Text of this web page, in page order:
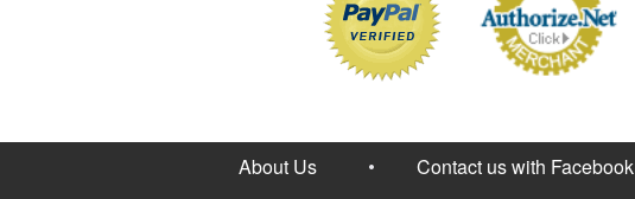
About Us Contact us with Facebook